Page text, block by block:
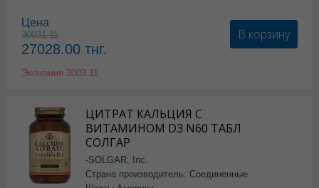
Цена
30031.11
27028.00 тнг.
Экономия 3003.11
В корзину
ЦИТРАТ КАЛЬЦИЯ С
ВИТАМИНОМ D3 N60 ТАБЛ
СОЛГАР
-SOLGAR, Inc.
Страна производитель: Соединенные